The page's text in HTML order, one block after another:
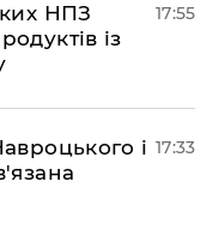
НПЗ
із
17:55
і 17:33